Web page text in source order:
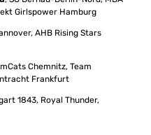
Girlspower Hamburg
AHB Rising Stars
Chemnitz, Team
Frankfurt
1843, Royal Thunder,